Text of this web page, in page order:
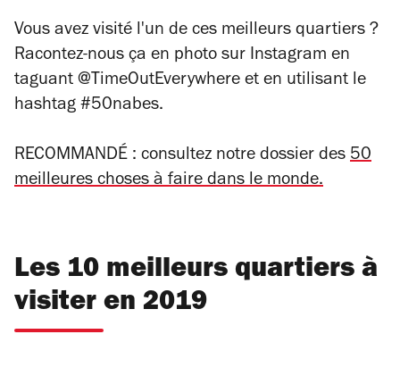
Vous avez visité l'un de ces meilleurs quartiers ?
Racontez-nous ça en photo sur Instagram en
taguant @TimeOutEverywhere et en utilisant le
hashtag #50nabes.
RECOMMANDÉ : consultez notre dossier des 50
meilleures choses à faire dans le monde.
Les 10 meilleurs quartiers à
visiter en 2019